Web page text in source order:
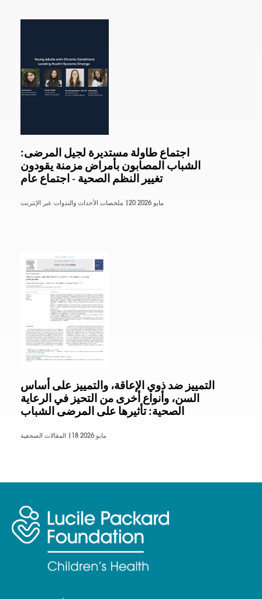
اجتماع طاولة مستديرة لجيل المرضى:
الشباب المصابون بأمراض مزمنة يقودون
تغيير النظم الصحية - اجتماع عام
20 مايو 2026
التمييز ضد ذوي الإعاقة، والتمييز على أساس
السن، وأنواع أخرى من التحيز في الرعاية
الصحية: تأثيرها على المرضى الشباب
18 مايو 2026